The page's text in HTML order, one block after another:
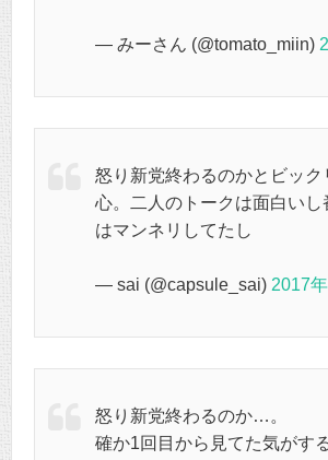
— みーさん (@tomato_miin)
怒り新党終わるのかとビック
心。二人のトークは面白いし
はマンネリしてたし
— sai (@capsule_sai) 2017
怒り新党終わるのか…。
確か1回目から見てた気がする